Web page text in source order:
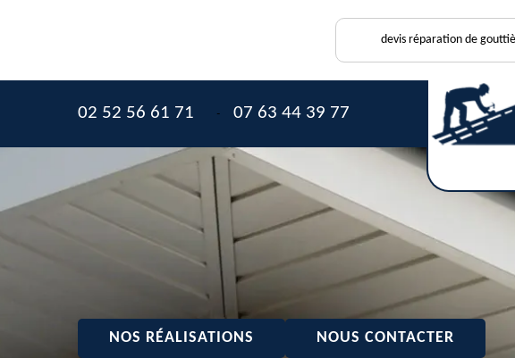
devis réparation de
02 52 56 61 71 - 07 63 44 39 77
NOS RÉALISATIONS NOUS CONTACTER